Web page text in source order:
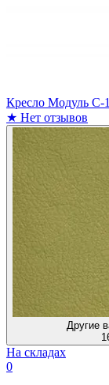
Кресло Модуль С-
★ Нет отзывов
Другие
На складах
0